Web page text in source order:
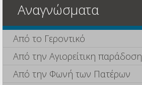
Αναγνώσματα
Από το Γεροντικό
Από την Αγιορείτικη παράδοση
Από την Φωνή των Πατέρων